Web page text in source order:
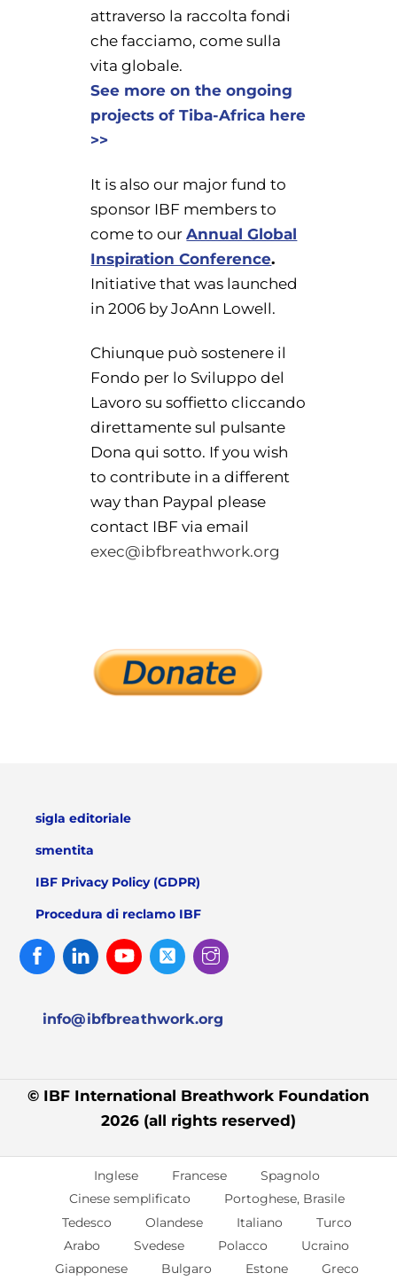
attraverso la raccolta fondi
che facciamo, come sulla
vita globale.
See more on the ongoing
projects of Tiba-Africa here
>>
It is also our major fund to
sponsor IBF members to
come to ourAnnual Global
Inspiration Conference.
Initiative that was launched
in 2006 by JoAnn Lowell.
Chiunque può sostenere il
Fondo per lo Sviluppo del
Lavoro su soffietto cliccando
direttamente sul pulsante
Dona qui sotto. If you wish
to contribute in a different
way than Paypal please
contact IBF via email
exec@ibfbreathwork.org
sigla editoriale
smentita
IBF Privacy Policy (GDPR)
Procedura di reclamo IBF
FacebookLinked
In
Youtube Twitter
info@ibfbreathwork.org
© IBF International Breathwork Foundation
2026 (all rights reserved)
Inglese Francese
Spagnolo
Cinese semplificato
Portoghese, Brasile
Tedesco
Olandese Italiano
Turco
Arabo
Svedese Polacco
Ucraino
Giapponese
Bulgaro Estone Greco